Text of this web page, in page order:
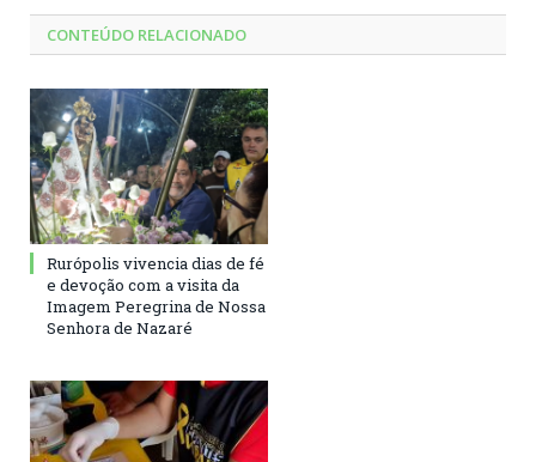
CONTEÚDO RELACIONADO
Rurópolis vivencia dias de fé
e devoção com a visita da
Imagem Peregrina de Nossa
Senhora de Nazaré